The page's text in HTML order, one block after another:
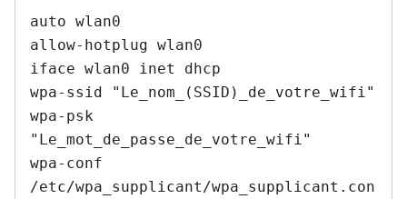
auto wlan0
allow-hotplug wlan0
iface wlan0 inet dhcp
wpa-ssid "Le_nom_(SSID)_de_votre_wifi"
wpa-psk
"Le_mot_de_passe_de_votre_wifi"
wpa-conf
/etc/wpa_supplicant/wpa_supplicant.con